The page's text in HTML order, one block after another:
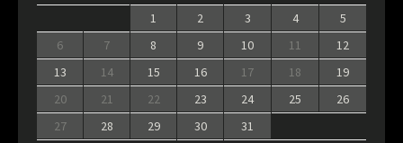
1 2 3 4
5
6
7 8 9 10 11
12
13
14 15 16 17 18
19
20
21 22 23 24 25
26
27
28 29 30 31